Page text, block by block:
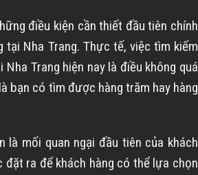
điều kiện cần thiết đầu tiên chính
Nha Trang. Thực tế, việc tìm kiếm
Trang hiện nay là điều không quá
bạn có tìm được hàng trăm hay hàng
mối quan ngại đầu tiên của khách
ra để khách hàng có thể lựa chọn